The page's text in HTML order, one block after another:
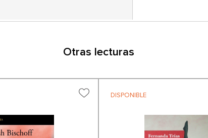
Otras lecturas
DISPONIBLE